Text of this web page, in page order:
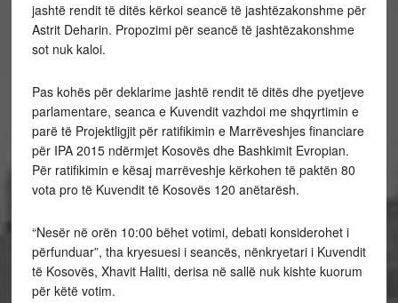
jashtë rendit të ditës kërkoi seancë të jashtëzakonshme për
Astrit Deharin. Propozimi për seancë të jashtëzakonshme
sot nuk kaloi.
Pas kohës për deklarime jashtë rendit të ditës dhe pyetjeve
parlamentare, seanca e Kuvendit vazhdoi me shqyrtimin e
parë të Projektligjit për ratifikimin e Marrëveshjes financiare
për IPA 2015 ndërmjet Kosovës dhe Bashkimit Evropian.
Për ratifikimin e kësaj marrëveshje kërkohen të paktën 80
vota pro të Kuvendit të Kosovës 120 anëtarësh.
“Nesër në orën 10:00 bëhet votimi, debati konsiderohet i
përfunduar”, tha kryesuesi i seancës, nënkryetari i Kuvendit
të Kosovës, Xhavit Haliti, derisa në sallë nuk kishte kuorum
për këtë votim.